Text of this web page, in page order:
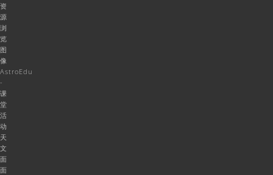
资
源
浏
览
图
像
AstroEdu
-
课
堂
活
动
天
文
面
面